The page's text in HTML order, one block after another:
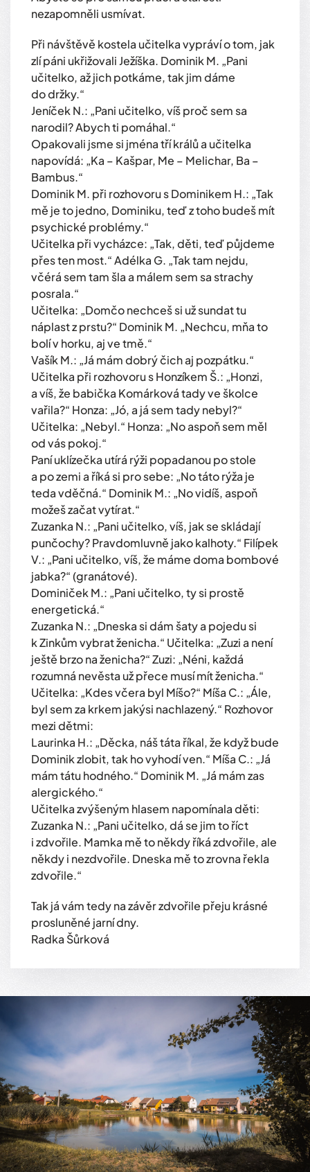
nezapomněli usmívat.
Při návštěvě kostela učitelka vypráví o tom, jak
zlí páni ukřižovali Ježíška. Dominik M. „Pani
učitelko, až jich potkáme, tak jim dáme
do držky.“
Jeníček N.: „Pani učitelko, víš proč sem sa
narodil? Abych ti pomáhal.“
Opakovali jsme si jména tří králů a učitelka
napovídá: „Ka – Kašpar, Me – Melichar, Ba –
Bambus.“
Dominik M. při rozhovoru s Dominikem H.: „Tak
mě je to jedno, Dominiku, teď z toho budeš mít
psychické problémy.“
Učitelka při vycházce: „Tak, děti, teď půjdeme
přes ten most.“ Adélka G. „Tak tam nejdu,
včérá sem tam šla a málem sem sa strachy
posrala.“
Učitelka: „Domčo nechceš si už sundat tu
náplast z prstu?“ Dominik M. „Nechcu, mňa to
bolí v horku, aj ve tmě.“
Vašík M.: „Já mám dobrý čich aj pozpátku.“
Učitelka při rozhovoru s Honzíkem Š.: „Honzi,
a víš, že babička Komárková tady ve školce
vařila?“ Honza: „Jó, a já sem tady nebyl?“
Učitelka: „Nebyl.“ Honza: „No aspoň sem měl
od vás pokoj.“
Paní uklízečka utírá rýži popadanou po stole
a po zemi a říká si pro sebe: „No táto rýža je
teda vděčná.“ Dominik M.: „No vidíš, aspoň
možeš začat vytírat.“
Zuzanka N.: „Pani učitelko, víš, jak se skládají
punčochy? Pravdomluvně jako kalhoty.“ Filípek
V.: „Pani učitelko, víš, že máme doma bombové
jabka?“ (granátové).
Dominiček M.: „Pani učitelko, ty si prostě
energetická.“
Zuzanka N.: „Dneska si dám šaty a pojedu si
k Zinkům vybrat ženicha.“ Učitelka: „Zuzi a není
ještě brzo na ženicha?“ Zuzi: „Néni, každá
rozumná nevěsta už přece musí mít ženicha.“
Učitelka: „Kdes včera byl Míšo?“ Míša C.: „Ále,
byl sem za krkem jakýsi nachlazený.“ Rozhovor
mezi dětmi:
Laurinka H.: „Děcka, náš táta říkal, že když bude
Dominik zlobit, tak ho vyhodí ven.“ Míša C.: „Já
mám tátu hodného.“ Dominik M. „Já mám zas
alergického.“
Učitelka zvýšeným hlasem napomínala děti:
Zuzanka N.: „Pani učitelko, dá se jim to říct
i zdvořile. Mamka mě to někdy říká zdvořile, ale
někdy i nezdvořile. Dneska mě to zrovna řekla
zdvořile.“
Tak já vám tedy na závěr zdvořile přeju krásné
prosluněné jarní dny.
Radka Šůrková